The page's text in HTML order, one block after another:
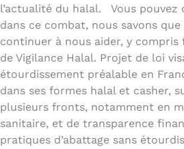
l’actualité du halal. Vous
dans ce combat, nous savons
continuer à nous aider, y
de Vigilance Halal. Projet de loi
étourdissement préalable en
dans ses formes halal et casher,
plusieurs fronts, notamment en
sanitaire, et de transparence
pratiques d’abattage sans